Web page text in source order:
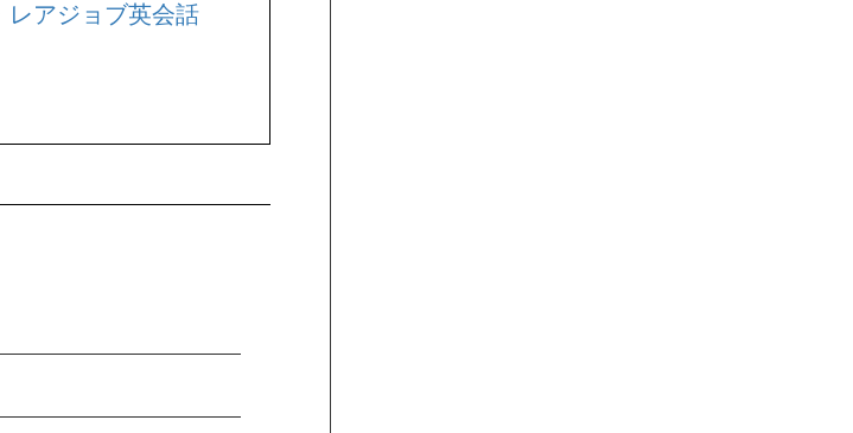
レアジョブ英会話